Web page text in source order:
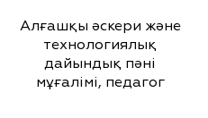
Алғашқы әскери және
технологиялық
дайындық пәні
мұғалімі, педагог